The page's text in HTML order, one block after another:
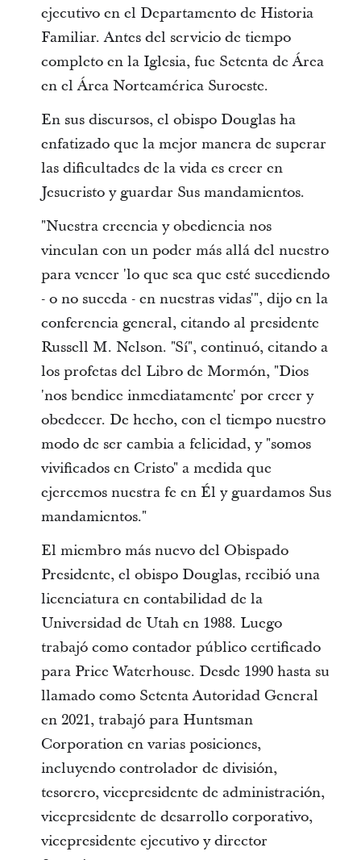
ejecutivo en el Departamento de Historia
Familiar. Antes del servicio de tiempo
completo en la Iglesia, fue Setenta de Área
en el Área Norteamérica Suroeste.
En sus discursos, el obispo Douglas ha
enfatizado que la mejor manera de superar
las dificultades de la vida es creer en
Jesucristo y guardar Sus mandamientos.
"Nuestra creencia y obediencia nos
vinculan con un poder más allá del nuestro
para vencer 'lo que sea que esté sucediendo
- o no suceda - en nuestras vidas'", dijo en la
conferencia general, citando al presidente
Russell M. Nelson. "Sí", continuó, citando a
los profetas del Libro de Mormón, "Dios
'nos bendice inmediatamente' por creer y
obedecer. De hecho, con el tiempo nuestro
modo de ser cambia a felicidad, y "somos
vivificados en Cristo" a medida que
ejercemos nuestra fe en Él y guardamos Sus
mandamientos."
El miembro más nuevo del Obispado
Presidente, el obispo Douglas, recibió una
licenciatura en contabilidad de la
Universidad de Utah en 1988. Luego
trabajó como contador público certificado
para Price Waterhouse. Desde 1990 hasta su
llamado como Setenta Autoridad General
en 2021, trabajó para Huntsman
Corporation en varias posiciones,
incluyendo controlador de división,
tesorero, vicepresidente de administración,
vicepresidente de desarrollo corporativo,
vicepresidente ejecutivo y director